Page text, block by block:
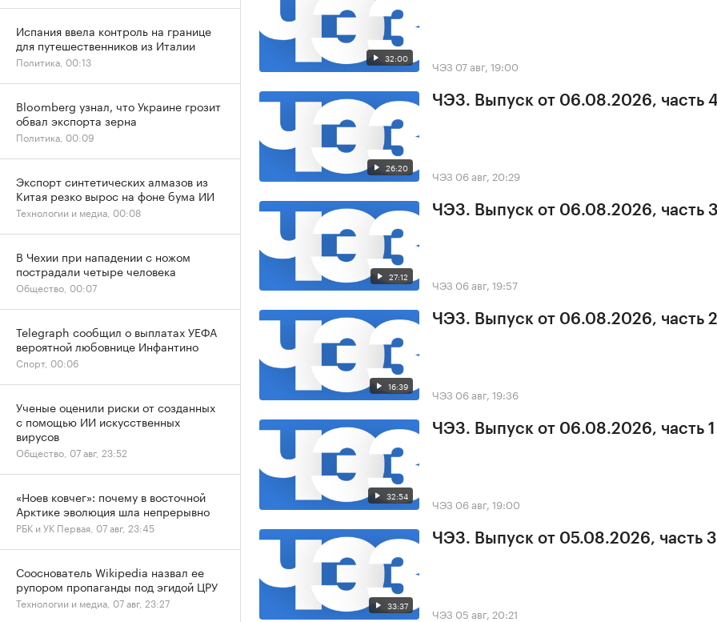
32:00 ЧЭЗ 07 авг, 19:00
26:20
ЧЭЗ. Выпуск от 06.08.2026, часть
ЧЭЗ 06 авг, 20:29
27:12
ЧЭЗ. Выпуск от 06.08.2026, часть
ЧЭЗ 06 авг, 19:57
16:39
ЧЭЗ. Выпуск от 06.08.2026, часть 2
ЧЭЗ 06 авг, 19:36
32:54
ЧЭЗ. Выпуск от 06.08.2026, часть 1
ЧЭЗ 06 авг, 19:00
33:37
ЧЭЗ. Выпуск от 05.08.2026, часть 3
ЧЭЗ 05 авг, 20:21
Испания ввела контроль на границе
для путешественников из Италии
Политика, 00:13
Bloomberg узнал, что Украине грозит
обвал экспорта зерна
Политика, 00:09
Экспорт синтетических алмазов из
Китая резко вырос на фоне бума ИИ
Технологии и медиа, 00:08
В Чехии при нападении с ножом
пострадали четыре человека
Общество, 00:07
Telegraph сообщил о выплатах УЕФА
вероятной любовнице Инфантино
Спорт, 00:06
Ученые оценили риски от созданных
с помощью ИИ искусственных
вирусов
Общество, 07 авг, 23:52
«Ноев ковчег»: почему в восточной
Арктике эволюция шла непрерывно
РБК и УК Первая, 07 авг, 23:45
Сооснователь Wikipedia назвал ее
рупором пропаганды под эгидой ЦРУ
Технологии и медиа, 07 авг, 23:27